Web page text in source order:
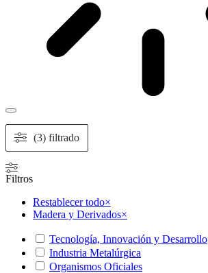
(3) filtrado
Filtros
Restablecer todo×
Madera y Derivados×
Tecnología, Innovación y Desarrollo
Industria Metalúrgica
Organismos Oficiales